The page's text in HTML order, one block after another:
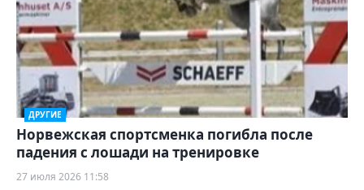
ДРУГИЕ
Норвежская спортсменка погибла после
падения с лошади на тренировке
27 июля 2026 11:58